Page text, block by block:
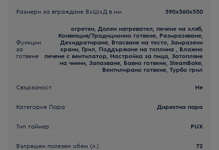
Размери за вграждане ВxШxД в мм 590x560x550
Функции
за
готвене
огретен, Долен нагревател, печене на хляб,
Конвекция/Традиционно готвене, Размразяване,
Дехидратиране, Втасване на тесто, Замразени
храни, Грил, Поддържане на топлина , Влажно
печене с вентилатор, Настройка за пица, Затопляне
на чинии, Запазване, Бавно готвене, SteamBake,
Вентилирано готвене, Турбо грил
Свързаност Не
Категория Пара Директна пара
Тип таймер PUX
Вътрешен полезен обем (л.) 72